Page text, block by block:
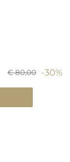
€ 80,00 -30%